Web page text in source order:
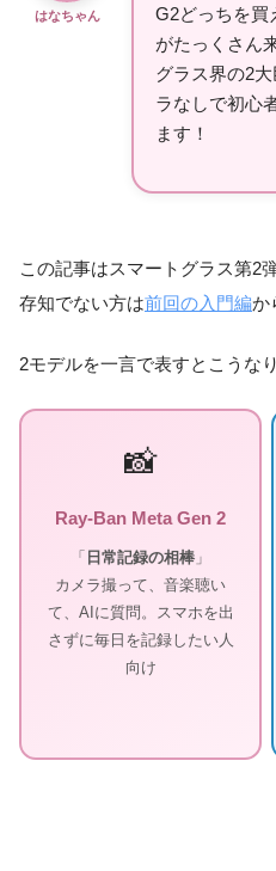
はなちゃん
G2どっちを買
がたっくさん
グラス界の2
ラなしで初心
ます！
この記事はスマートグラス第2
存知でない方は前回の入門編か
2モデルを一言で表すとこうなり
📸
Ray-Ban Meta Gen 2
「 日常記録の相棒 」
カメラ撮って、音楽聴い
て、AIに質問。スマホを出
さずに毎日を記録したい人
向け